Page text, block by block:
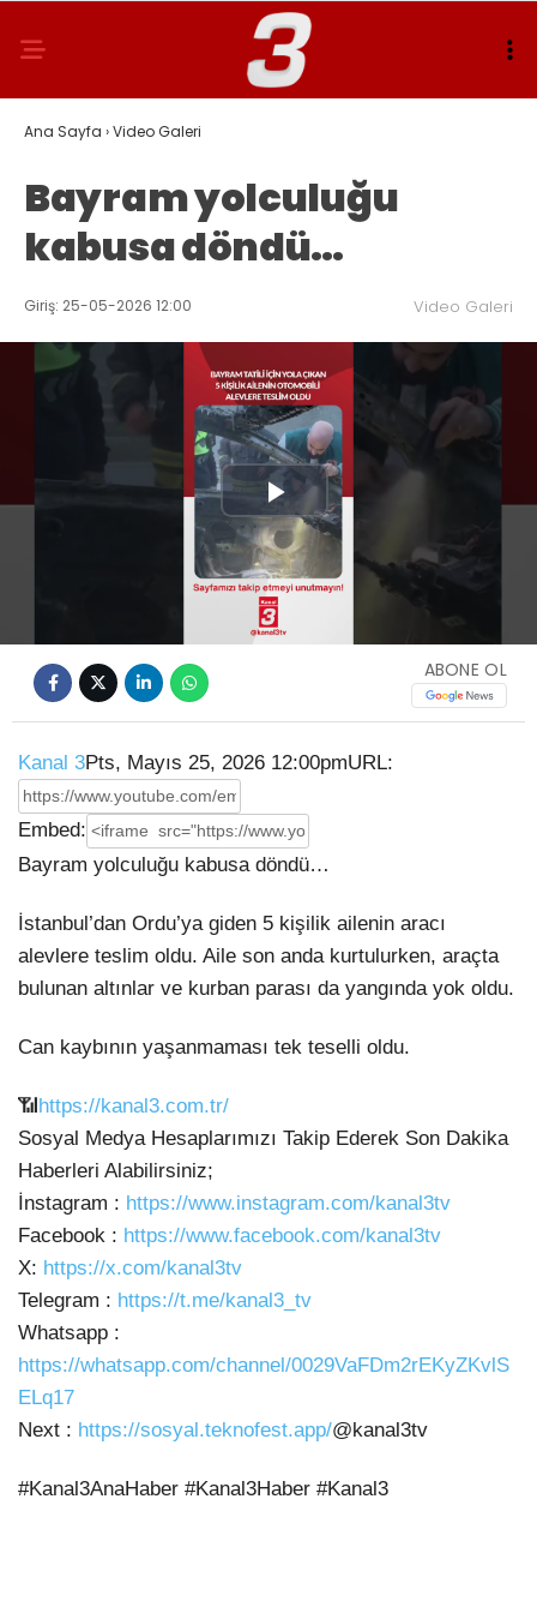
Ana Sayfa ›Video Galeri
Bayram yolculuğu
kabusa döndü…
Giriş: 25-05-2026 12:00 Video Galeri
Play
Video
ABONE OL
Kanal 3Pts, Mayıs 25, 2026 12:00pmURL:
Embed:
Bayram yolculuğu kabusa döndü…
İstanbul’dan Ordu’ya giden 5 kişilik ailenin aracı
alevlere teslim oldu. Aile son anda kurtulurken, araçta
bulunan altınlar ve kurban parası da yangında yok oldu.
Can kaybının yaşanmaması tek teselli oldu.
📶 https://kanal3.com.tr/
Sosyal Medya Hesaplarımızı Takip Ederek Son Dakika
Haberleri Alabilirsiniz;
İnstagram : https://www.instagram.com/kanal3tv
Facebook : https://www.facebook.com/kanal3tv
X: https://x.com/kanal3tv
Telegram : https://t.me/kanal3_tv
Whatsapp :
https://whatsapp.com/channel/0029VaFDm2rEKyZKvlS
ELq17
Next : https://sosyal.teknofest.app/@kanal3tv
#Kanal3AnaHaber #Kanal3Haber #Kanal3